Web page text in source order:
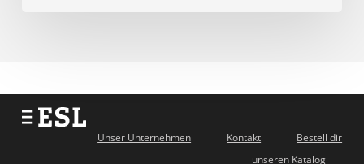
Unser Unternehmen Kontakt
Bestell dir
unseren Katalog